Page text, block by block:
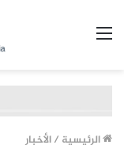
الرئيسية /الأخبار